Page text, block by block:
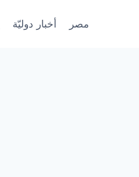
مصر أخبار دوليّة